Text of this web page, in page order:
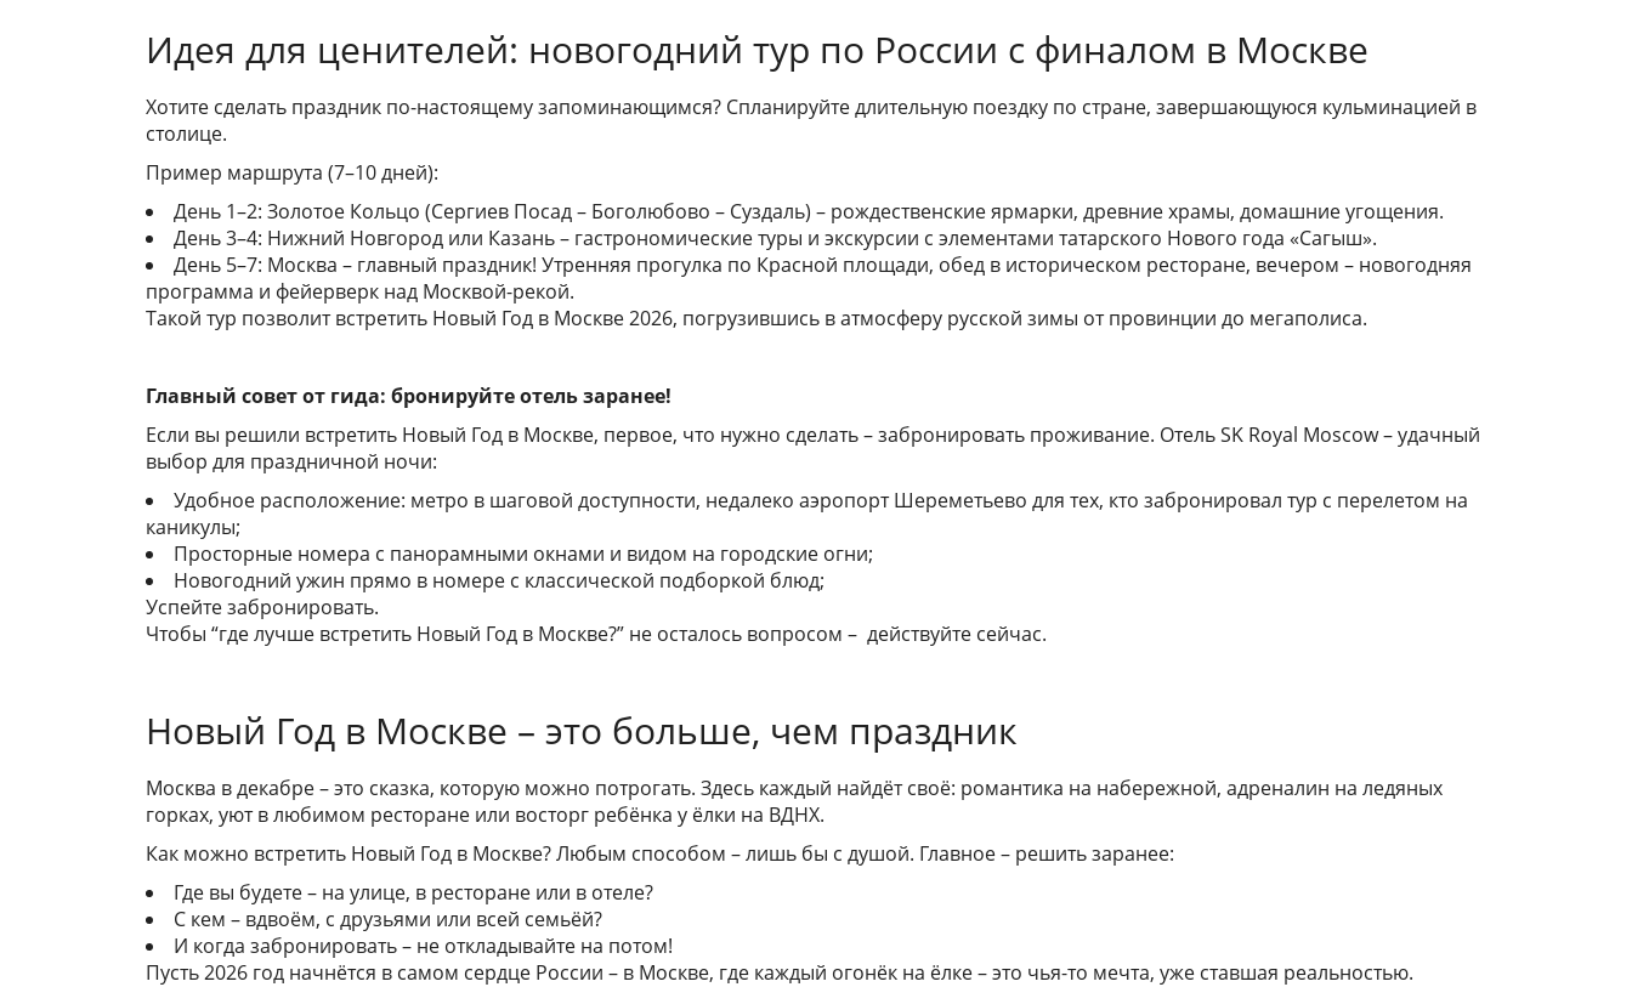
Идея для ценителей: новогодний тур по России с финалом в Москве
Хотите сделать праздник по-настоящему запоминающимся? Спланируйте длительную поездку по стране, завершающуюся кульминацией в
столице.
Пример маршрута (7–10 дней):
День 1–2: Золотое Кольцо (Сергиев Посад – Боголюбово – Суздаль) – рождественские ярмарки, древние храмы, домашние угощения.
День 3–4: Нижний Новгород или Казань – гастрономические туры и экскурсии с элементами татарского Нового года «Сагыш».
День 5–7: Москва – главный праздник! Утренняя прогулка по Красной площади, обед в историческом ресторане, вечером – новогодняя
программа и фейерверк над Москвой-рекой.
Такой тур позволит встретить Новый Год в Москве 2026, погрузившись в атмосферу русской зимы от провинции до мегаполиса.
Главный совет от гида: бронируйте отель заранее!
Если вы решили встретить Новый Год в Москве, первое, что нужно сделать – забронировать проживание. Отель SK Royal Moscow – удачный
выбор для праздничной ночи:
Удобное расположение: метро в шаговой доступности, недалеко аэропорт Шереметьево для тех, кто забронировал тур с перелетом на
каникулы;
Просторные номера с панорамными окнами и видом на городские огни;
Новогодний ужин прямо в номере с классической подборкой блюд;
Успейте забронировать.
Чтобы “где лучше встретить Новый Год в Москве?” не осталось вопросом – действуйте сейчас.
Новый Год в Москве – это больше, чем праздник
Москва в декабре – это сказка, которую можно потрогать. Здесь каждый найдёт своё: романтика на набережной, адреналин на ледяных
горках, уют в любимом ресторане или восторг ребёнка у ёлки на ВДНХ.
Как можно встретить Новый Год в Москве? Любым способом – лишь бы с душой. Главное – решить заранее:
Где вы будете – на улице, в ресторане или в отеле?
С кем – вдвоём, с друзьями или всей семьёй?
И когда забронировать – не откладывайте на потом!
Пусть 2026 год начнётся в самом сердце России – в Москве, где каждый огонёк на ёлке – это чья-то мечта, уже ставшая реальностью.